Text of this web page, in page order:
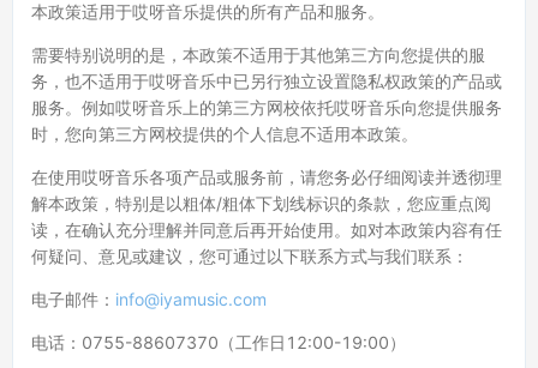
本政策适用于哎呀音乐提供的所有产品和服务。
需要特别说明的是，本政策不适用于其他第三方向您提供的服
务，也不适用于哎呀音乐中已另行独立设置隐私权政策的产品或
服务。例如哎呀音乐上的第三方网校依托哎呀音乐向您提供服务
时，您向第三方网校提供的个人信息不适用本政策。
在使用哎呀音乐各项产品或服务前，请您务必仔细阅读并透彻理
解本政策，特别是以粗体/粗体下划线标识的条款，您应重点阅
读，在确认充分理解并同意后再开始使用。如对本政策内容有任
何疑问、意见或建议，您可通过以下联系方式与我们联系：
电子邮件： info@iyamusic.com
电话：0755-88607370（工作日12:00-19:00）